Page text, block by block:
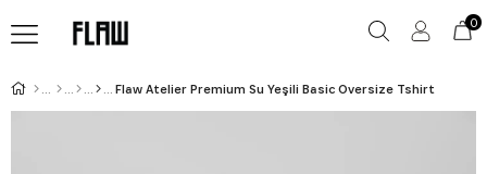
0
Flaw Atelier Premium Su Yeşili Basic Oversize Tshirt